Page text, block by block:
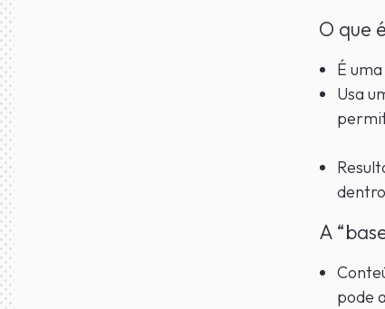
O que
É
Usa
A
pode